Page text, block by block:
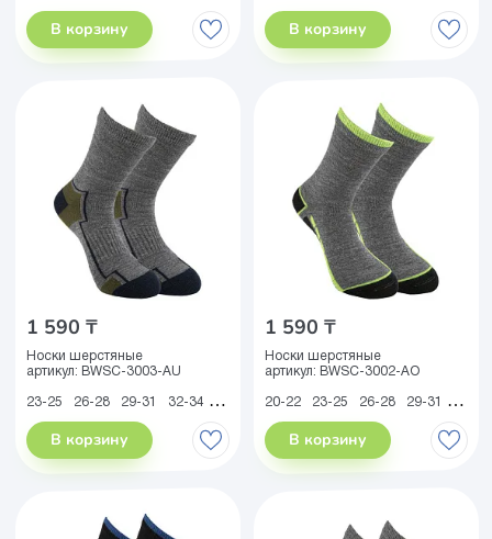
В корзину В корзину
1 590 ₸
Носки шерстяные
артикул: BWSC-3003-AU
23-25 26-28 29-31 32-34 35-38 39-41
В корзину
1 590 ₸
Носки шерстяные
артикул: BWSC-3002-AO
20-22 23-25 26-28 29-31 32-34
В корзину